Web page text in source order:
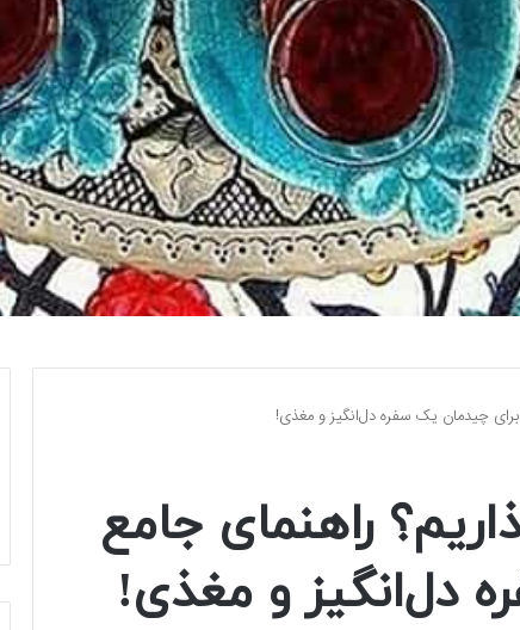
برای چیدمان یک سفره دل‌انگیز و مغذی!
راهنمای جامع
دل‌انگیز و مغذی!